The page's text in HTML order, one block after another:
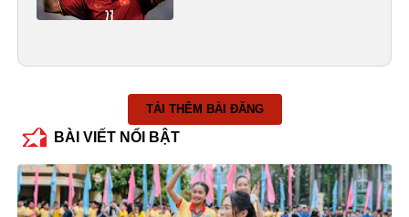
TẢI THÊM BÀI ĐĂNG
BÀI VIẾT NỔI BẬT